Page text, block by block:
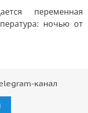
переменная
ночью от
канал